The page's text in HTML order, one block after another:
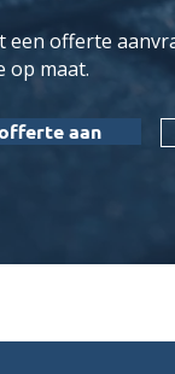
een offerte
op maat.
aan